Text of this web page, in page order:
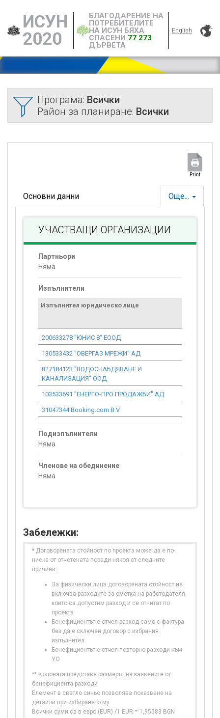
ИСУН
2020
БЛАГОДАРЕНИЕ НА
ПОТРЕБИТЕЛИТЕ
НА ИСУН БЯХА
СПАСЕНИ 77 273
ДЪРВЕТА
English
Програма: Всички
Район за планиране: Всички
Print
Още...
Основни данни
УЧАСТВАЩИ ОРГАНИЗАЦИИ
Партньори
Няма
Изпълнители
Изпълнител юридическо лице
200633278 "ЮНИС 8" ЕООД
130533432 "ОВЕРГАЗ МРЕЖИ" АД
827184123 "ВОДОСНАБДЯВАНЕ И
КАНАЛИЗАЦИЯ" ООД
103533691 "ЕНЕРГО-ПРО ПРОДАЖБИ" АД
31047344 Booking.com B.V
Подизпълнители
Няма
Членове на обединение
Няма
Забележки:
* Договорената стойност по проекта може да е по-
ниска от отчетената поради някоя от следните
причини:
За физически лица договорената стойност не
включва разходите за сметка на работодателя,
които са допустим разход и се отчитат по
проекта
Бенефициентът е отчел разход само с фактура
без да е сключен договор с избрания
изпълнител
Бенефициентът е отчел повторно разходи към
УО
** Колоната представя размерът на заявените от
бенефициента разходи
Елемент в светло синьо позволява показване на
детайли при избирането му
Всички суми са в евро (EUR) /1 EUR = 1,95583 BGN